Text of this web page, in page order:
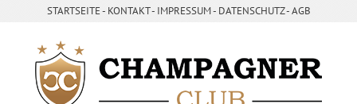
STARTSEITE- ­ KONTAKT- ­ IMPRESSUM- ­ DATENSCHUTZ-AGB